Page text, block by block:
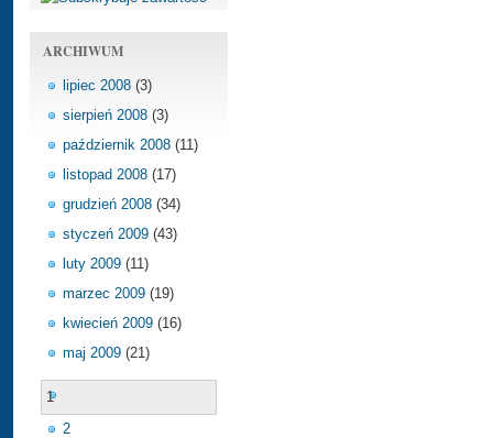
ARCHIWUM
lipiec 2008 (3)
sierpień 2008 (3)
październik 2008 (11)
listopad 2008 (17)
grudzień 2008 (34)
styczeń 2009 (43)
luty 2009 (11)
marzec 2009 (19)
kwiecień 2009 (16)
maj 2009 (21)
1
2